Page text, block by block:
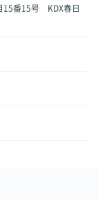
15番15号 KDX春日